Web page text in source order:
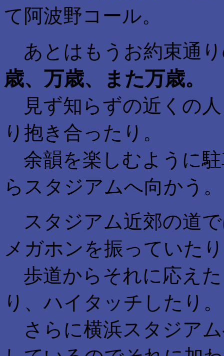
て阿波野コール。
あとはもうお約束通
歳、万歳、また万歳。
見ず知らずの近くの
り抱き合ったり。
余韻を楽しむように
らスタジアムへ向かう。
スタジアム近郊の道
メガホンを振っていた
歩道からそれに応え
り、ハイタッチしたり。
さらに横浜スタジア